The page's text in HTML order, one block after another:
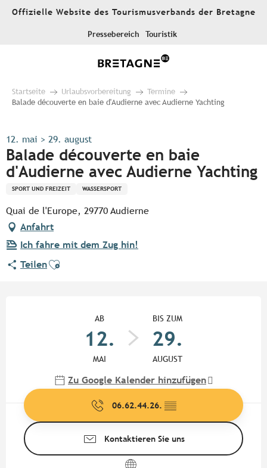
AllerOffizielle Website des Tourismusverbands der Bretagne
Pressebereich Touristik
Startseite Urlaubsvorbereitung
Termine
Balade découverte en baie d'Audierne avec Audierne Yachting
12. mai > 29. august
Balade découverte en baie
d'Audierne avec Audierne Yachting
SPORT UND FREIZEIT WASSERSPORT
Quai de l'Europe, 29770 Audierne
Anfahrt
Ich fahre mit dem Zug hin!
TeilenAjouter aux favoris
AB
12.
MAI
BIS ZUM
29.
AUGUST
Zu Google Kalender hinzufügen
06.62.44.26. ▒▒
Kontaktieren Sie uns